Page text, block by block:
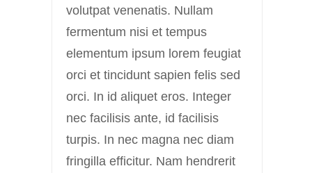
volutpat venenatis. Nullam
fermentum nisi et tempus
elementum ipsum lorem feugiat
orci et tincidunt sapien felis sed
orci. In id aliquet eros. Integer
nec facilisis ante, id facilisis
turpis. In nec magna nec diam
fringilla efficitur. Nam hendrerit